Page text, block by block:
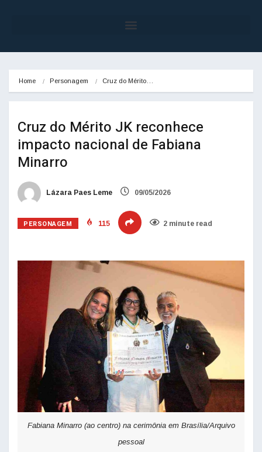
Home Personagem Cruz do Mérito…
Cruz do Mérito JK reconhece
impacto nacional de Fabiana
Minarro
Lázara Paes Leme 09/05/2026
PERSONAGEM 115 2 minute read
Fabiana Minarro (ao centro) na cerimônia em Brasília/Arquivo
pessoal